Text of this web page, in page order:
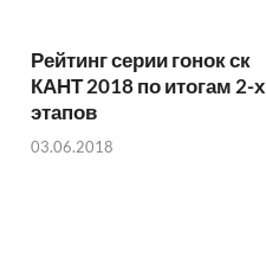
Рейтинг серии гонок ск
КАНТ 2018 по итогам 2-х
этапов
03.06.2018